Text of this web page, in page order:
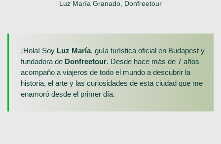
Luz María Granado, Donfreetour
¡Hola! Soy Luz María, guía turística oficial en Budapest y
fundadora de Donfreetour. Desde hace más de 7 años
acompaño a viajeros de todo el mundo a descubrir la
historia, el arte y las curiosidades de esta ciudad que me
enamoró desde el primer día.